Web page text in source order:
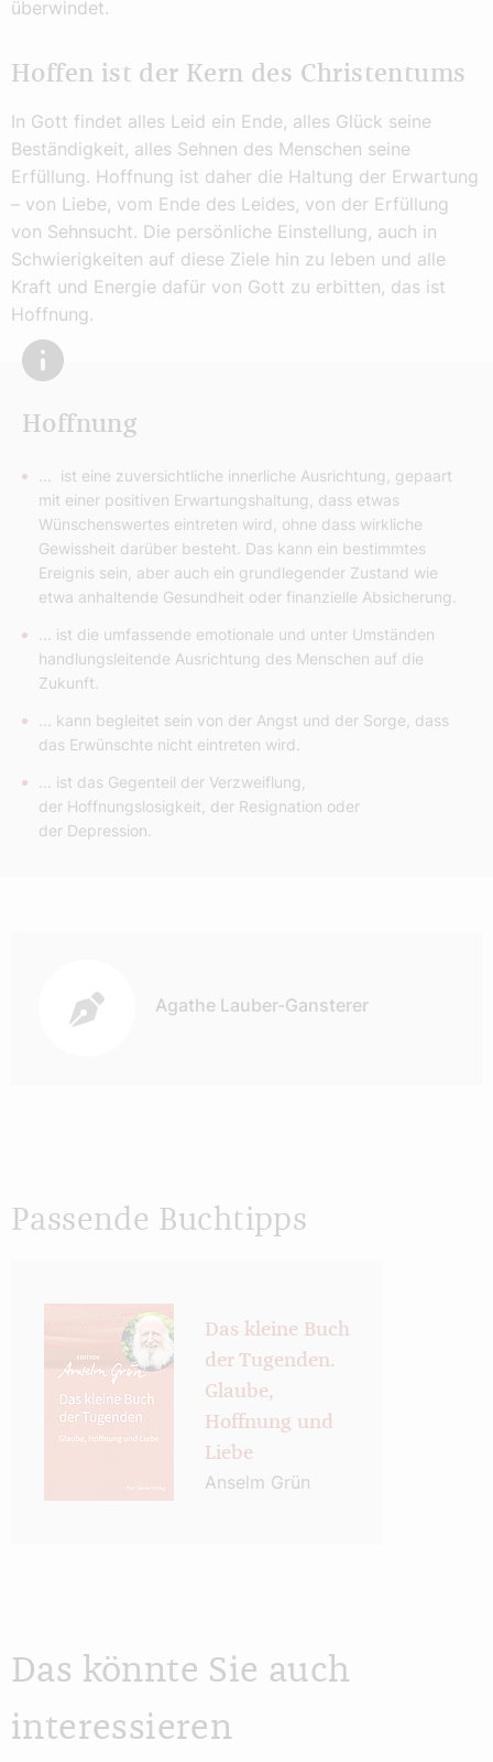
überwindet.
Hoffen ist der Kern des Christentums
In Gott findet alles Leid ein Ende, alles Glück seine
Beständigkeit, alles Sehnen des Menschen seine
Erfüllung. Hoffnung ist daher die Haltung der Erwartung
– von Liebe, vom Ende des Leides, von der Erfüllung
von Sehnsucht. Die persönliche Einstellung, auch in
Schwierigkeiten auf diese Ziele hin zu leben und alle
Kraft und Energie dafür von Gott zu erbitten, das ist
Hoffnung.
Hoffnung
... ist eine zuversichtliche innerliche Ausrichtung, gepaart
mit einer positiven Erwartungs­haltung, dass etwas
Wünschenswertes eintreten wird, ohne dass wirkliche
Gewissheit darüber besteht. Das kann ein bestimmtes
Ereignis sein, aber auch ein grundlegender Zustand wie
etwa anhaltende Gesundheit oder finanzielle Absicherung.
... ist die umfassende emotionale und unter Umständen
handlungsleitende Ausrichtung des Menschen auf die
Zukunft.
... kann begleitet sein von der Angst und der Sorge, dass
das Erwünschte nicht eintreten wird.
... ist das Gegenteil der Verzweiflung,
der Hoffnungslosigkeit, der Resignation oder
der Depression.
Agathe Lauber-Gansterer
Passende Buchtipps
Das kleine Buch
der Tugenden.
Glaube,
Hoffnung und
Liebe
Anselm Grün
Das könnte Sie auch
interessieren